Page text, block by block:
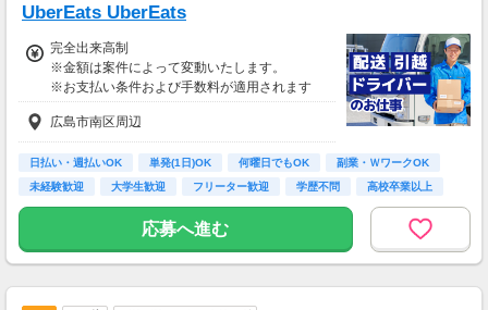
UberEats UberEats
完全出来高制
※金額は案件によって変動いたします。
※お支払い条件および手数料が適用されます
広島市南区周辺
日払い・週払いOK 単発(1日)OK 何曜日でもOK
副業・ＷワークOK
未経験歓迎
大学生歓迎 フリーター歓迎 学歴不問 高校卒業以上
応募へ進む